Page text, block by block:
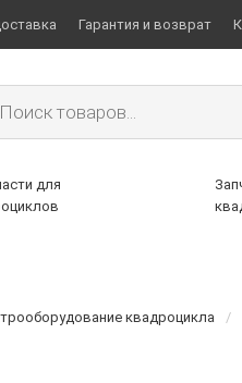
Гарантия и возврат
для
квадроцикла /